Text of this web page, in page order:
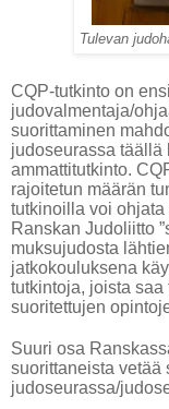
Tulevan
CQP-tutkinto on
judovalmentaja/
suorittaminen
judoseurassa täällä
ammattitutkinto.
rajoitetun määrän
tutkinoilla voi
Ranskan Judoliitto
muksujudosta
jatkokouluksena
tutkintoja, joista
suoritettujen
Suuri osa
suorittaneista vetää
judoseurassa/